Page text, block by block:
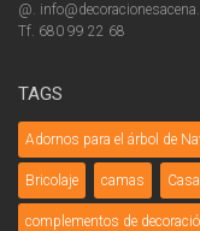
@.
Tf. 680 99 22 68
TAGS
Adornos para el árbol de
Bricolaje camas
complementos de